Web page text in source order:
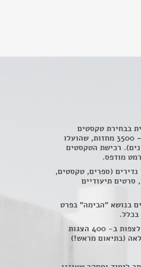
בבחירת טקסטים
ומונולוגים (מתוך למעלה מ – 3500 מחזות, שהועלו
רכישת הטקסטים
מודפס.
(ספרים, טקסטים,
תיעודיים
בנושא "הבימה" בפרט
בכלל.
חדר הצפייה מרווח ובו ניתן לצפות ב- 400 הצגות
(בתיאום מראש!)